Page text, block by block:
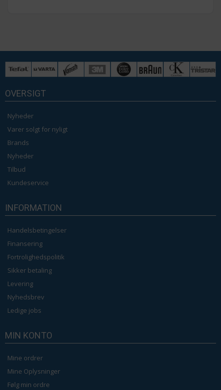
OVERSIGT
Nyheder
Varer solgt for nyligt
Brands
Nyheder
Tilbud
Kundeservice
INFORMATION
Handelsbetingelser
Finansering
Fortrolighedspolitik
Sikker betaling
Levering
Nyhedsbrev
Ledige jobs
MIN KONTO
Mine ordrer
Mine Oplysninger
Følg min ordre